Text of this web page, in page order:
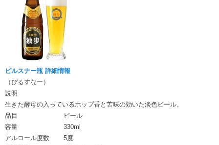
ピルスナー瓶 詳細情報
（ぴるすなー）
説明
生きた酵母の入っているホップ香と苦味の効いた淡色ビール。
品目
ビール
容量
330ml
アルコール度数
5度